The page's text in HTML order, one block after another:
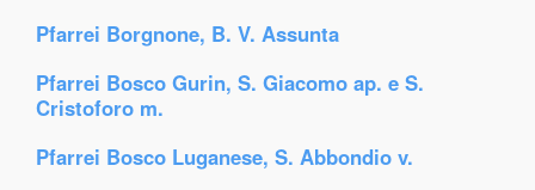
Pfarrei Borgnone, B. V. Assunta
Pfarrei Bosco Gurin, S. Giacomo ap. e S.
Cristoforo m.
Pfarrei Bosco Luganese, S. Abbondio v.